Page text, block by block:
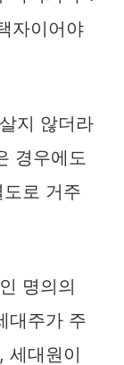
자이어야
지 않더라
경우에도
로 거주
명의의
대주가 주
세대원이